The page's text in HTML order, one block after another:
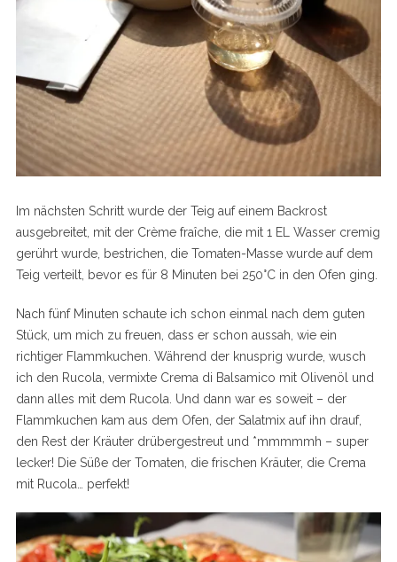
Im nächsten Schritt wurde der Teig auf einem Backrost
ausgebreitet, mit der Crème fraîche, die mit 1 EL Wasser cremig
gerührt wurde, bestrichen, die Tomaten-Masse wurde auf dem
Teig verteilt, bevor es für 8 Minuten bei 250°C in den Ofen ging.
Nach fünf Minuten schaute ich schon einmal nach dem guten
Stück, um mich zu freuen, dass er schon aussah, wie ein
richtiger Flammkuchen. Während der knusprig wurde, wusch
ich den Rucola, vermixte Crema di Balsamico mit Olivenöl und
dann alles mit dem Rucola. Und dann war es soweit – der
Flammkuchen kam aus dem Ofen, der Salatmix auf ihn drauf,
den Rest der Kräuter drübergestreut und *mmmmmh – super
lecker! Die Süße der Tomaten, die frischen Kräuter, die Crema
mit Rucola… perfekt!